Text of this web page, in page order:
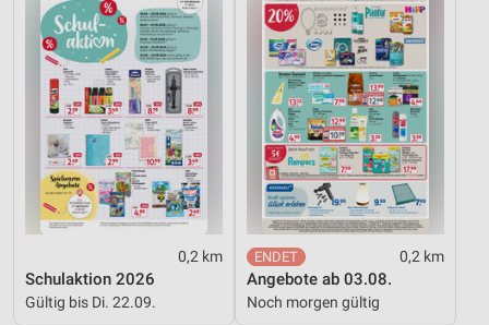
0,2 km
Schulaktion 2026
Gültig bis Di. 22.09.
0,2 km
Angebote ab 03.08.
Noch morgen gültig